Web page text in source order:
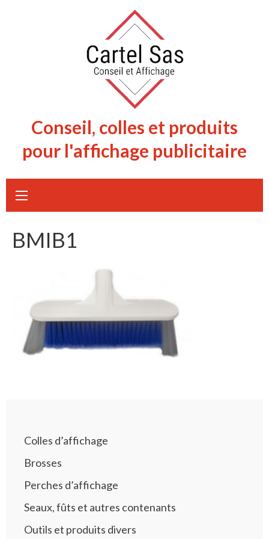
Conseil, colles et produits
pour l'affichage publicitaire
BMIB1
Colles d’affichage
Brosses
Perches d’affichage
Seaux, fûts et autres contenants
Outils et produits divers